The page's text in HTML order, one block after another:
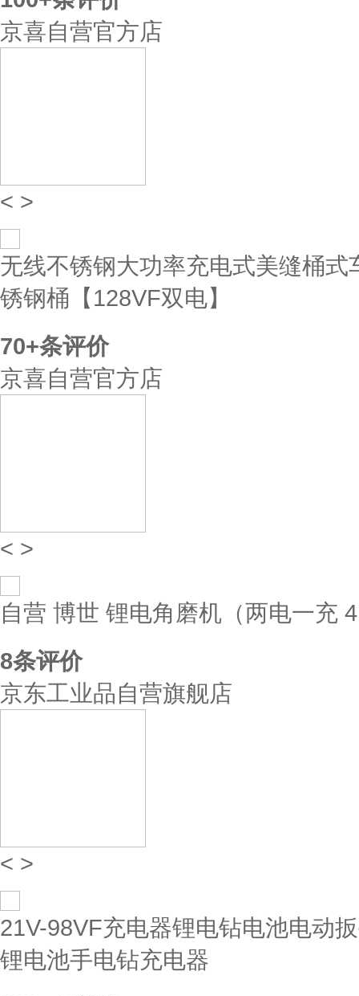
京喜自营官方店
< >
无线不锈钢大功率充电式美缝桶
锈钢桶【128VF双电】
70+条评价
京喜自营官方店
< >
自营 博世 锂电角磨机（两电一充
8条评价
京东工业品自营旗舰店
< >
21V-98VF充电器锂电钻电池电动
锂电池手电钻充电器